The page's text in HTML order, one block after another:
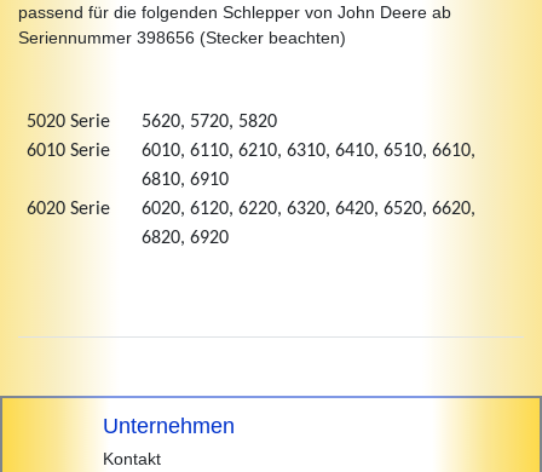
passend für die folgenden Schlepper von John Deere ab
Seriennummer 398656 (Stecker beachten)
5020 Serie
5620, 5720, 5820
6010 Serie
6010, 6110, 6210, 6310, 6410, 6510, 6610,
6810, 6910
6020 Serie
6020, 6120, 6220, 6320, 6420, 6520, 6620,
6820, 6920
Unternehmen
Kontakt